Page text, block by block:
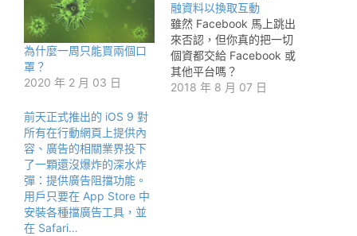
為什麼一周只能買兩個口
罩？
2020 年 2 月 03 日
融資料以換取互動
雖然 Facebook 馬上跳出
來否認，但你真的把一切
個資都交給 Facebook 或
其他平台嗎？
2018 年 8 月 07 日
前天正式推出的 iOS 9 對
所有在行動網頁上提供內
容、廣告的相關業界投下
了一顆還沒爆炸的深水炸
彈：提供廣告阻擋功能。
用戶只要在 App Store 中
安裝各種擋廣告工具，並
在 Safari…